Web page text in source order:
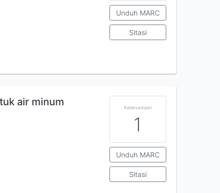
Unduh MARC
Sitasi
air minum Ketersediaan
1
Unduh MARC
Sitasi